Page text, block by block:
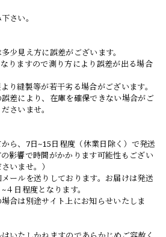
さい。
少見え方に誤差がございます。
りますので測り方により誤差が出る場合
り縫製等が若干劣る場合がございます。
差により、在庫を確保できない場合がご
さいませ。
ら、7日~15日程度（休業日除く）で発送
影響で時間がかかります可能性もござい
いませ。）
ールを送りしております。お届けは発送
日程度となります。
合は別途サイト上にお知らせいたしま